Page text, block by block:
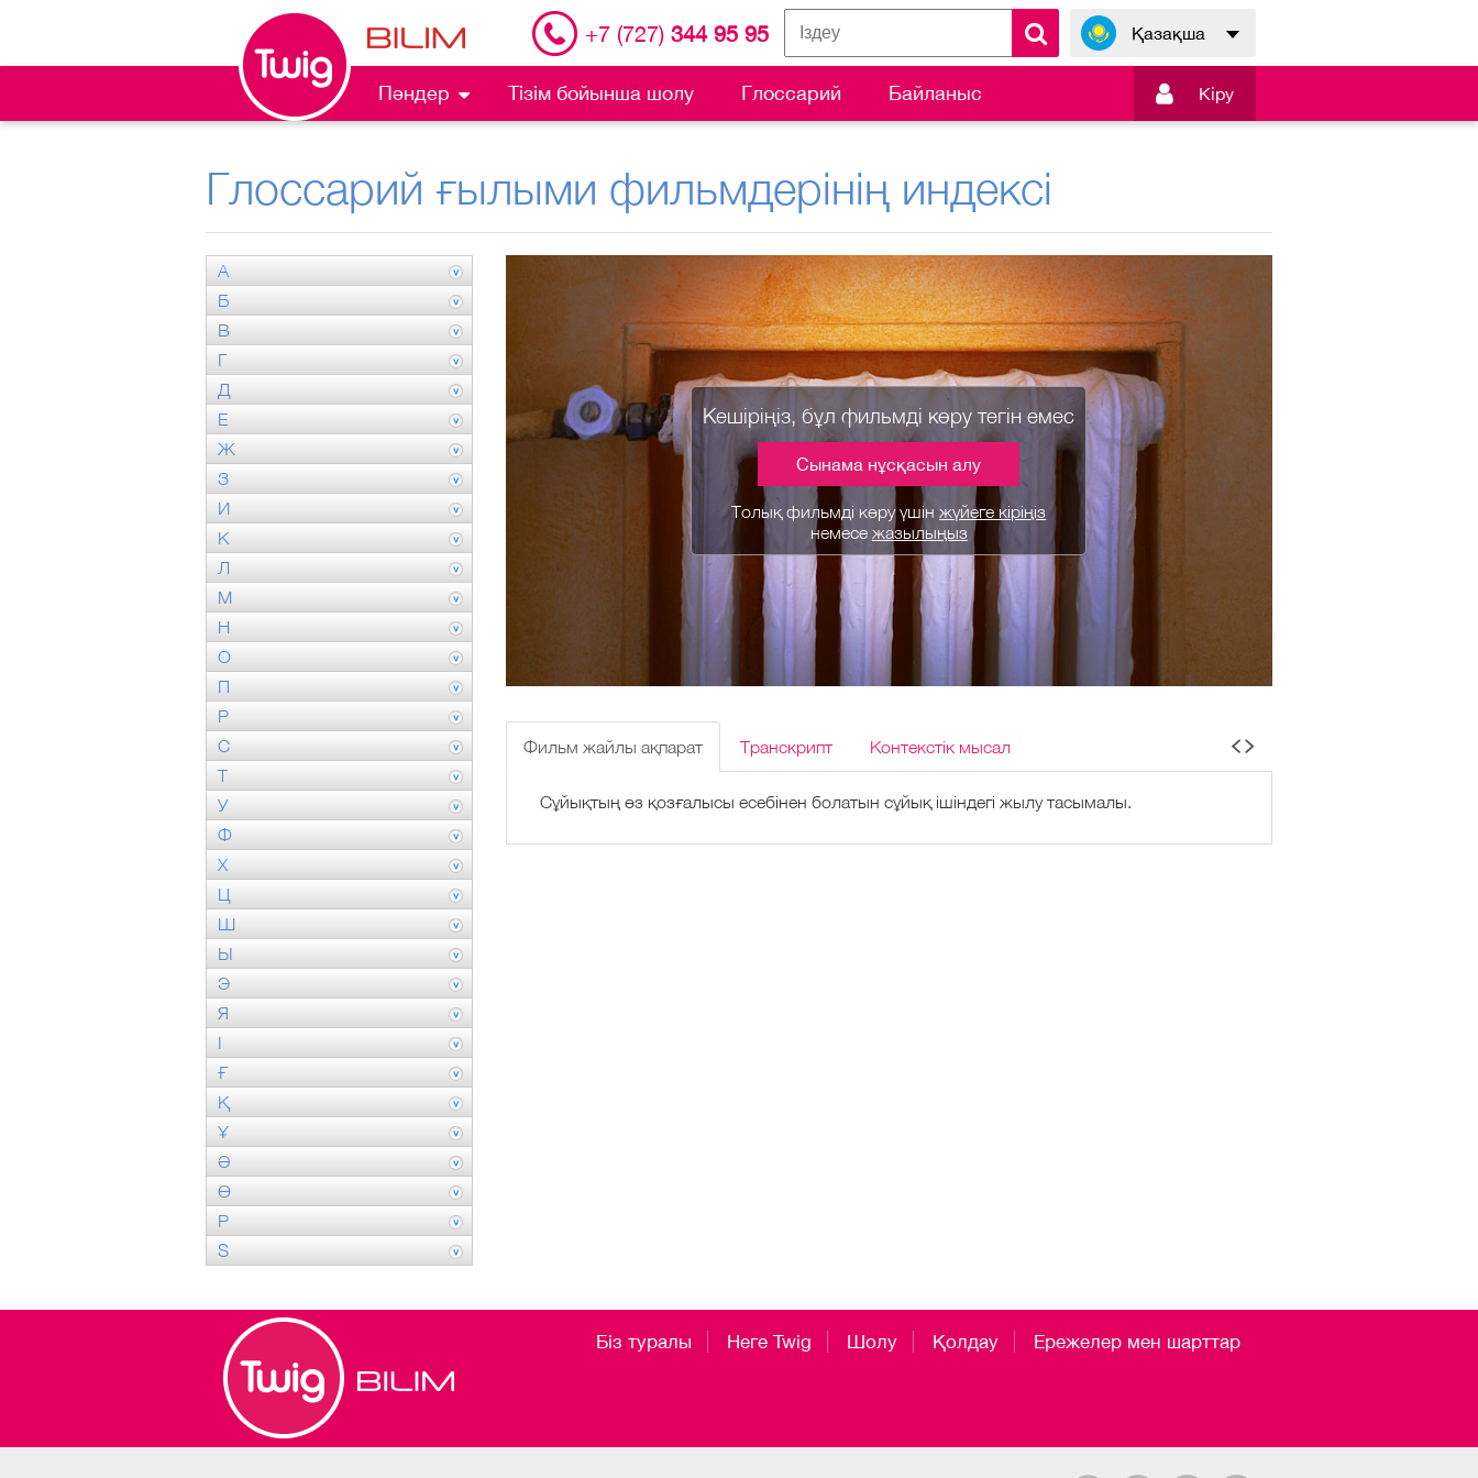
+7 (727) 344 95 95 Қазақша
Пәндер Тізім бойынша шолу Глоссарий Байланыс  Кiру
Глоссарий ғылыми фильмдерінің индексі
А
Б
В
Г
Д
Е
Ж
З
И
К
Л
М
Н
О
П
Р
С
Т
У
Ф
Х
Ц
Ш
Ы
Э
Я
І
Ғ
Қ
Ұ
Ә
Ө
P
S
Кешіріңіз, бұл фильмді көру тегін емес
Сынама нұсқасын алу
Толық фильмді көру үшінжүйеге кіріңіз
немесе жазылыңыз
Фильм жайлы ақпарат Транскрипт Контекстік мысал
Сұйықтың өз қозғалысы есебінен болатын сұйық ішіндегі жылу тасымалы.
Біз туралы Неге Twig Шолу Қолдау Ережелер мен шарттар